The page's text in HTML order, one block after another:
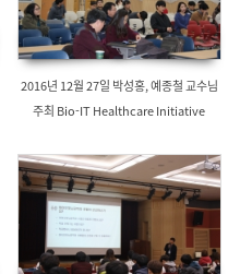
2016년 12월 27일 박성홍, 예종철 교수님
주최 Bio-IT Healthcare Initiative